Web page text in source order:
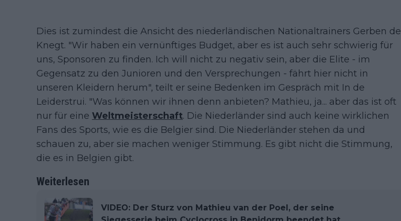
Dies ist zumindest die Ansicht des niederländischen Nationaltrainers Gerben de
Knegt. "Wir haben ein vernünftiges Budget, aber es ist auch sehr schwierig für
uns, Sponsoren zu finden. Ich will nicht zu negativ sein, aber die Elite - im
Gegensatz zu den Junioren und den Versprechungen - fährt hier nicht in
unseren Kleidern herum", teilt er seine Bedenken im Gespräch mit In de
Leiderstrui. "Was können wir ihnen denn anbieten? Mathieu, ja... aber das ist oft
nur für eine Weltmeisterschaft. Die Niederländer sind auch keine wirklichen
Fans des Sports, wie es die Belgier sind. Die Niederländer stehen da und
schauen zu, aber sie machen weniger Stimmung. Es gibt nicht die Stimmung,
die es in Belgien gibt.
Weiterlesen
VIDEO: Der Sturz von Mathieu van der Poel, der seine